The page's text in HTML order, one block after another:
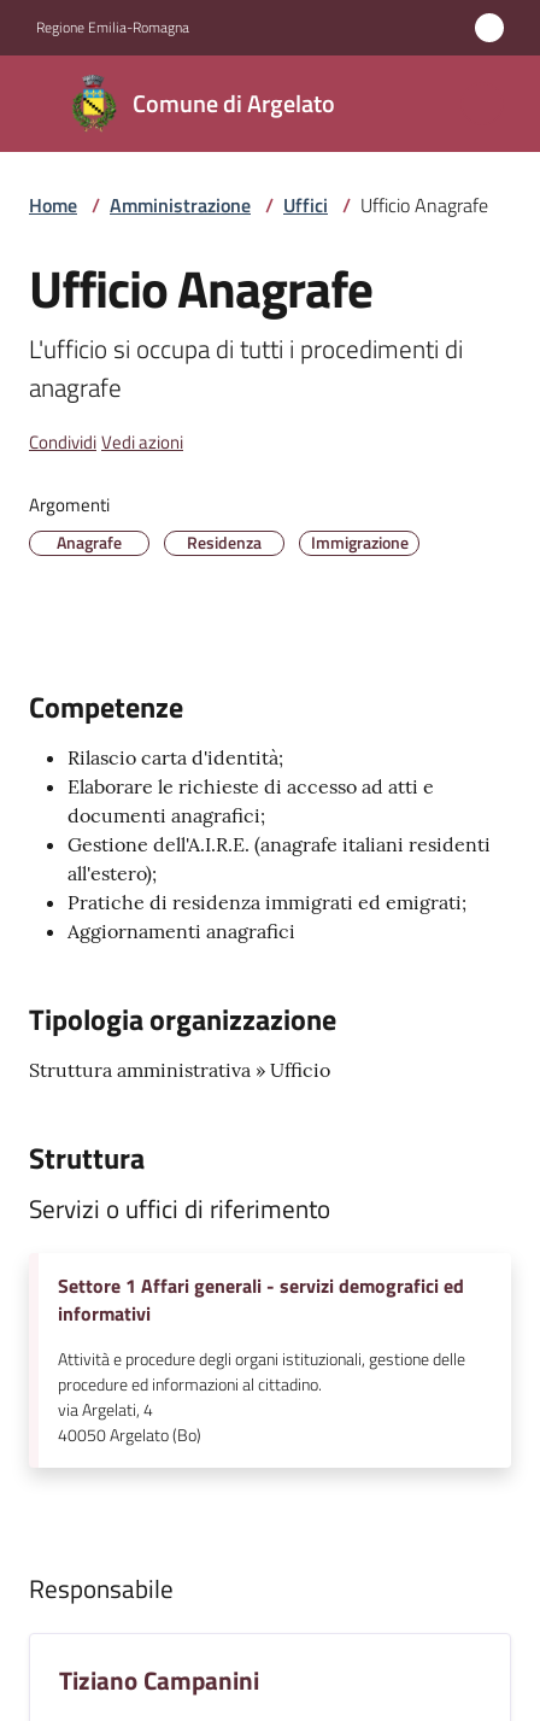
Regione Emilia-Romagna
Comune di Argelato
Comune
di
Argelato
Menu selezionato
Servizi
Vivere
gli
argomenti...
Seguici
Home / Amministrazione / Uffici / Ufficio Anagrafe
Salta al contenuto
Ufficio Anagrafe
L'ufficio si occupa di tutti i procedimenti di
anagrafe
CondividiVedi azioni
Argomenti
Anagrafe Residenza Immigrazione
Competenze
Rilascio carta d'identità;
Elaborare le richieste di accesso ad atti e
documenti anagrafici;
Gestione dell'A.I.R.E. (anagrafe italiani residenti
all'estero);
Pratiche di residenza immigrati ed emigrati;
Aggiornamenti anagrafici
Tipologia organizzazione
Struttura amministrativa » Ufficio
Struttura
Servizi o uffici di riferimento
Settore 1 Affari generali - servizi demografici ed
informativi
Attività e procedure degli organi istituzionali, gestione delle
procedure ed informazioni al cittadino.
via Argelati, 4
40050Argelato (Bo)
Responsabile
Tiziano Campanini